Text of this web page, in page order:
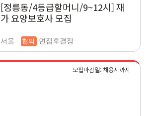
[정릉동/4등급할머니/9~12시] 재
가 요양보호사 모집
서울 · 협의 면접후결정
모집마감일: 채용시까지